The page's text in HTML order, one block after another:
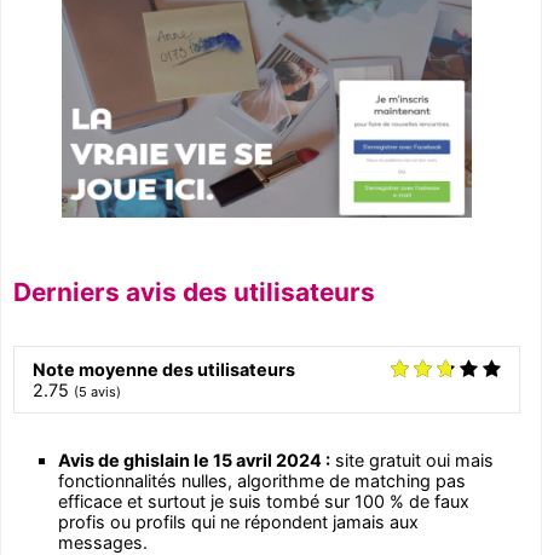
Derniers avis des utilisateurs
Note moyenne des utilisateurs
2.75 (5 avis)
Avis de ghislain le 15 avril 2024 : site gratuit oui mais
fonctionnalités nulles, algorithme de matching pas
efficace et surtout je suis tombé sur 100 % de faux
profis ou profils qui ne répondent jamais aux
messages.